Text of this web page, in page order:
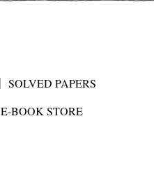
SOLVED PAPERS
E-BOOK STORE